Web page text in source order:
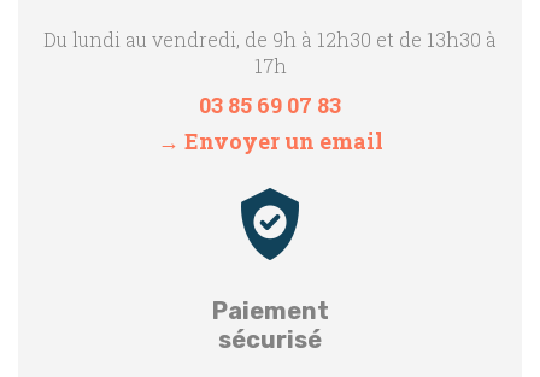
Du lundi au vendredi, de 9h à 12h30 et de 13h30 à
17h
03 85 69 07 83
→ Envoyer un email
Paiement
sécurisé